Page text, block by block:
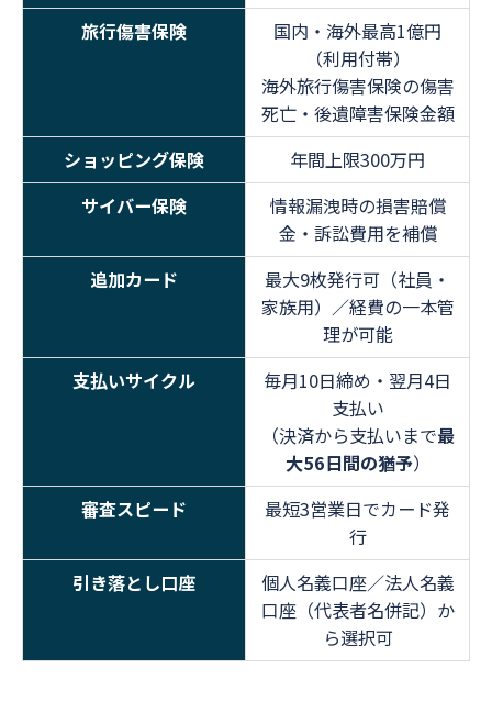
旅行傷害保険
国内・海外最高1億円
（利用付帯）
海外旅行傷害保険の傷害
死亡・後遺障害保険金額
ショッピング保険
年間上限300万円
サイバー保険
情報漏洩時の損害賠償
金・訴訟費用を補償
追加カード
最大9枚発行可（社員・
家族用）／経費の一本管
理が可能
支払いサイクル
毎月10日締め・翌月4日
支払い
（決済から支払いまで最
大56日間の猶予）
審査スピード
最短3営業日でカード発
行
引き落とし口座
個人名義口座／法人名義
口座（代表者名併記）か
ら選択可